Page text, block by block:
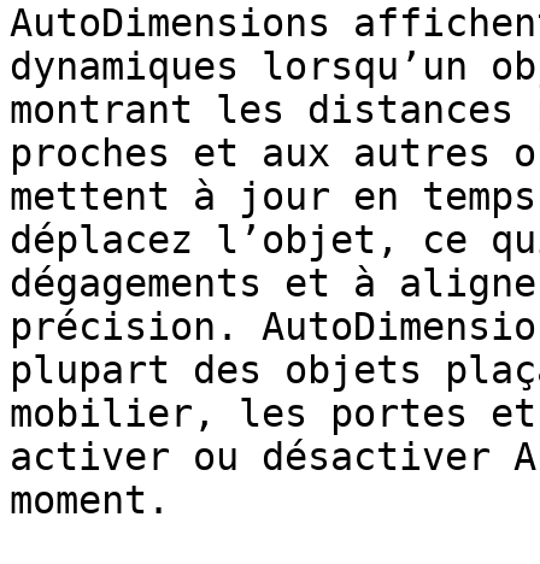
AutoDimensions
dynamiques lorsqu’un
montrant les distances
proches et aux autres
mettent à jour en
déplacez l’objet, ce
dégagements et à
précision.
plupart des objets
mobilier, les portes et
activer ou désactiver
moment.